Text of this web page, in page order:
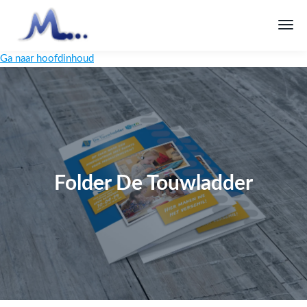
Ga naar hoofdinhoud
Folder De Touwladder